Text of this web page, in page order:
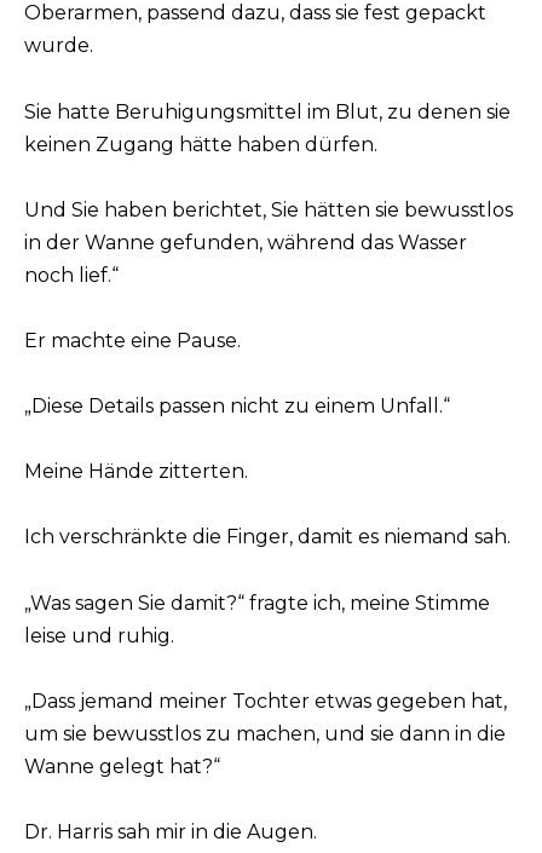
Oberarmen, passend dazu, dass sie fest gepackt
wurde.
Sie hatte Beruhigungsmittel im Blut, zu denen sie
keinen Zugang hätte haben dürfen.
Und Sie haben berichtet, Sie hätten sie bewusstlos
in der Wanne gefunden, während das Wasser
noch lief.“
Er machte eine Pause.
„Diese Details passen nicht zu einem Unfall.“
Meine Hände zitterten.
Ich verschränkte die Finger, damit es niemand sah.
„Was sagen Sie damit?“ fragte ich, meine Stimme
leise und ruhig.
„Dass jemand meiner Tochter etwas gegeben hat,
um sie bewusstlos zu machen, und sie dann in die
Wanne gelegt hat?“
Dr. Harris sah mir in die Augen.